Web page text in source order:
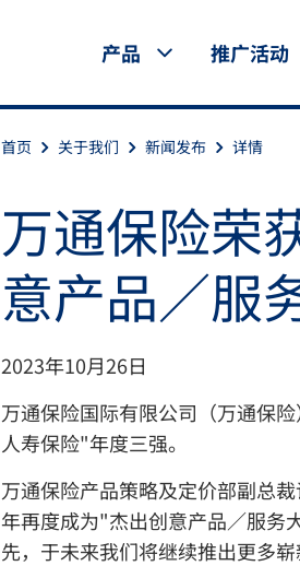
产品 推广活动
首页 关于我们 新闻发布 详情
万通保险荣
意产品／服
2023年10月26日
万通保险国际有限公司（万通保
人寿保险"年度三强。
万通保险产品策略及定价部副总
年再度成为"杰出创意产品／服务
先，于未来我们将继续推出更多